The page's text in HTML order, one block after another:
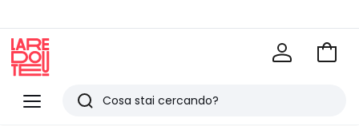
Menu
Redoute
Ricerca
Vai